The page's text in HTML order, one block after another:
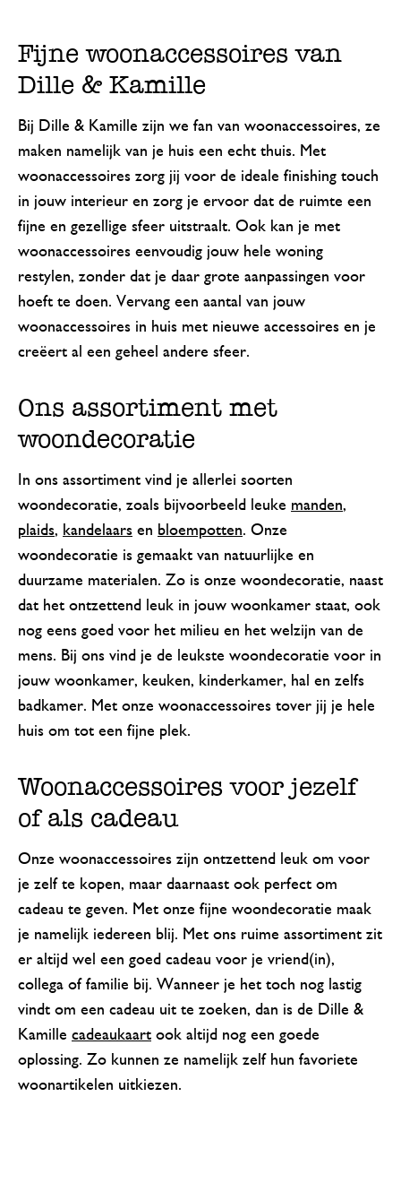
Fijne woonaccessoires van
Dille & Kamille
Bij Dille & Kamille zijn we fan van woonaccessoires, ze
maken namelijk van je huis een echt thuis. Met
woonaccessoires zorg jij voor de ideale finishing touch
in jouw interieur en zorg je ervoor dat de ruimte een
fijne en gezellige sfeer uitstraalt. Ook kan je met
woonaccessoires eenvoudig jouw hele woning
restylen, zonder dat je daar grote aanpassingen voor
hoeft te doen. Vervang een aantal van jouw
woonaccessoires in huis met nieuwe accessoires en je
creëert al een geheel andere sfeer.
Ons assortiment met
woondecoratie
In ons assortiment vind je allerlei soorten
woondecoratie, zoals bijvoorbeeld leuke manden,
plaids, kandelaars en bloempotten. Onze
woondecoratie is gemaakt van natuurlijke en
duurzame materialen. Zo is onze woondecoratie, naast
dat het ontzettend leuk in jouw woonkamer staat, ook
nog eens goed voor het milieu en het welzijn van de
mens. Bij ons vind je de leukste woondecoratie voor in
jouw woonkamer, keuken, kinderkamer, hal en zelfs
badkamer. Met onze woonaccessoires tover jij je hele
huis om tot een fijne plek.
Woonaccessoires voor jezelf
of als cadeau
Onze woonaccessoires zijn ontzettend leuk om voor
je zelf te kopen, maar daarnaast ook perfect om
cadeau te geven. Met onze fijne woondecoratie maak
je namelijk iedereen blij. Met ons ruime assortiment zit
er altijd wel een goed cadeau voor je vriend(in),
collega of familie bij. Wanneer je het toch nog lastig
vindt om een cadeau uit te zoeken, dan is de Dille &
Kamille cadeaukaart ook altijd nog een goede
oplossing. Zo kunnen ze namelijk zelf hun favoriete
woonartikelen uitkiezen.